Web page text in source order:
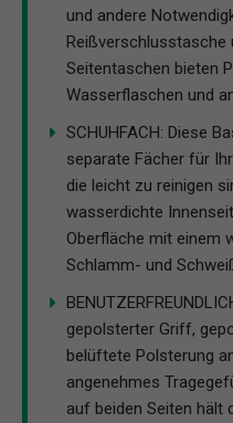
und andere
Reißverschlusstasche
Seitentaschen bieten
Wasserflaschen und
SCHUHFACH: Diese
separate Fächer für
die leicht zu reinigen
wasserdichte
Oberfläche mit einem
Schlamm- und
gepolsterter Griff,
belüftete Polsterung
angenehmes
auf beiden Seiten hält